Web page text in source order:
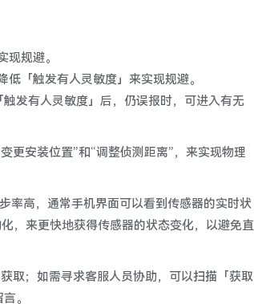
规避。
「触发有人灵敏度」来实现规避。
发有人灵敏度」后，仍误报时，可进入有无
更安装位置”和“调整侦测距离”，来实现物理
率高，通常手机界面可以看到传感器的实时状
，来更快地获得传感器的状态变化，以避免直
取；如需寻求客服人员协助，可以扫描「获取
。